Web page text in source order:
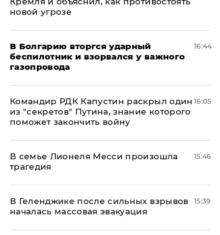
новой угрозе
В Болгарию вторгся ударный
беспилотник и взорвался у важного
газопровода
16:44
Командир РДК Капустин раскрыл один
из "секретов" Путина, знание которого
поможет закончить войну
16:05
В семье Лионеля Месси произошла
трагедия
15:46
В Геленджике после сильных взрывов
началась массовая эвакуация
15:39